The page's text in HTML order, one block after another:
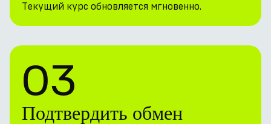
Текущий курс обновляется мгновенно.
03
Подтвердить обмен